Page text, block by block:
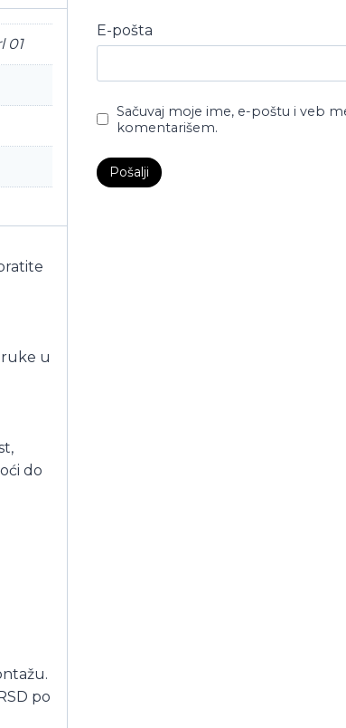
01
u
do
po
E-pošta
Sačuvaj moje ime, e-poštu i veb
komentarišem.